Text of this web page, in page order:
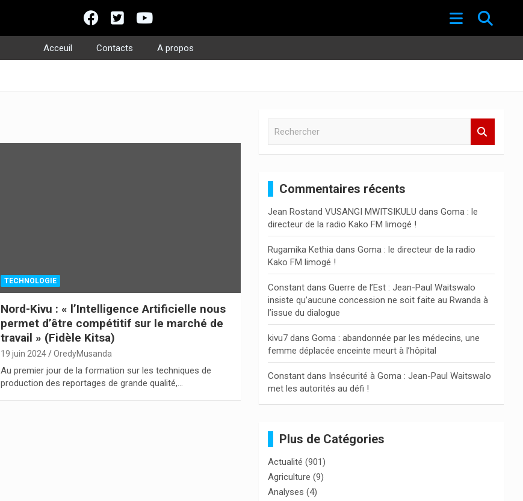
Acceuil Contacts
A propos
TECHNOLOGIE
Nord-Kivu : « l’Intelligence Artificielle nous
permet d’être compétitif sur le marché de
travail » (Fidèle Kitsa)
19 juin 2024 OredyMusanda
Au premier jour de la formation sur les techniques de
production des reportages de grande qualité,…
c
h
e
r
Commentaires récents
Jean Rostand VUSANGI MWITSIKULU dansGoma : le
directeur de la radio Kako FM limogé !
Rugamika Kethia dansGoma : le directeur de la radio
Kako FM limogé !
Constant dansGuerre de l’Est : Jean-Paul Waitswalo
insiste qu’aucune concession ne soit faite au Rwanda à
l’issue du dialogue
kivu7 dansGoma : abandonnée par les médecins, une
femme déplacée enceinte meurt à l’hôpital
Constant dans Insécurité à Goma : Jean-Paul Waitswalo
met les autorités au défi !
Plus de Catégories
Actualité (901)
Agriculture (9)
Analyses (4)